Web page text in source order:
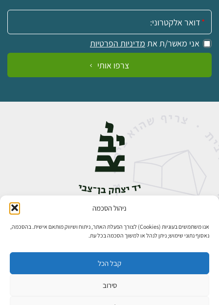
ניהול הסכמה
אנו משתמשים בעוגיות (Cookies) לצורך הפעלת האתר, ניתוח ושיווק מותאם אישית. בהסכמה,
נאסוף נתוני שימוש; ניתן לנהל או למשוך הסכמה בכל עת.
קבל הכל
סירוב
אימייל:
אני מאשר/ת את מדיניות הפרטיות
צרפו אותי
אבן גבירול 14, רחביה, ירושלים